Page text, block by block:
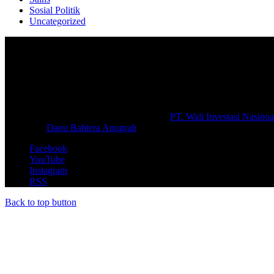
Sosial Politik
Uncategorized
PT. Wali Investasi
Danu Bahtera Anugrah
Facebook
YouTube
Instagram
RSS
Back to top button